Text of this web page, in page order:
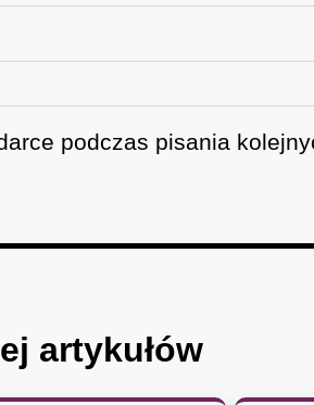
podczas pisania
artykułów